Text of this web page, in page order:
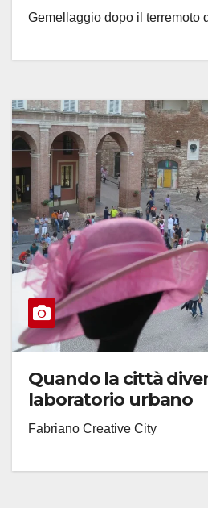
Gemellaggio dopo il terremoto
Quando la città
laboratorio urbano
Fabriano Creative City